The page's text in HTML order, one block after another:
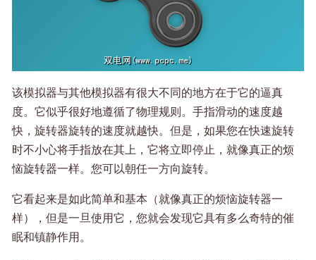
该模拟器与其他模拟器有很大不同的地方在于它的逼真
度。它似乎很好地遵循了物理规则。手指滑动的速度越
快，旋转器旋转的速度就越快。但是，如果您在快速旋转
时不小心将手指放在其上，它将立即停止，就像真正的烦
恼旋转器一样。您可以朝任一方向旋转。
它看起来是如此简单和基本（就像真正的烦恼旋转器一
样），但是一旦使用它，您就会发现它具有多么奇特的催
眠和镇静作用。